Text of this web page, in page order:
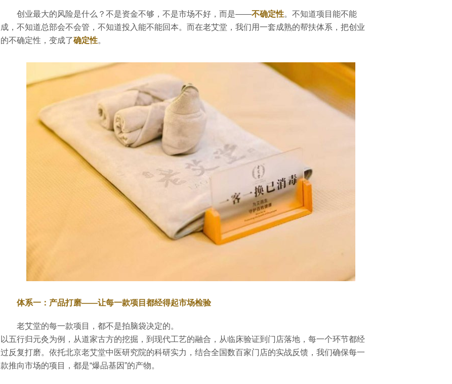
创业最大的风险是什么？不是资金不够，不是市场不好，而是——不确定性。不知道项目能不能
成，不知道总部会不会管，不知道投入能不能回本。而在老艾堂，我们用一套成熟的帮扶体系，把创业
的不确定性，变成了确定性。
体系一：产品打磨——让每一款项目都经得起市场检验
老艾堂的每一款项目，都不是拍脑袋决定的。
以五行归元灸为例，从道家古方的挖掘，到现代工艺的融合，从临床验证到门店落地，每一个环节都经
过反复打磨。依托北京老艾堂中医研究院的科研实力，结合全国数百家门店的实战反馈，我们确保每一
款推向市场的项目，都是“爆品基因”的产物。